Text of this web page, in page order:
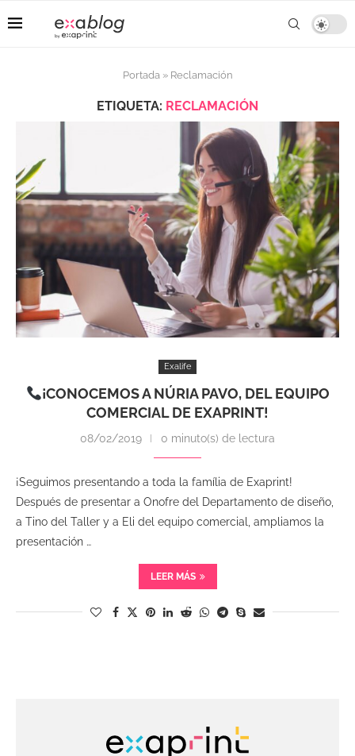
Portada» Reclamación
ETIQUETA: RECLAMACIÓN
Exalife
¡CONOCEMOS A NÚRIA PAVO, DEL EQUIPO
COMERCIAL DE EXAPRINT!
08/02/2019 0 minuto(s) de lectura
¡Seguimos presentando a toda la família de Exaprint!
Después de presentar a Onofre del Departamento de diseño,
a Tino del Taller y a Eli del equipo comercial, ampliamos la
presentación …
LEER MÁS